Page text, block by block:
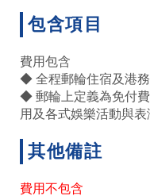
包含項目
費用包含
◆ 全程郵輪住宿及港務
◆ 郵輪上定義為免付
用及各式娛樂活動與表
其他備註
費用不包含